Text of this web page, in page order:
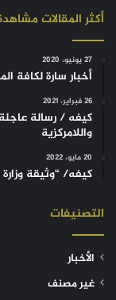
أكثر المقالات
27 يونيو، 2020
أخبار سارة لكافة
26 فبراير، 2021
كيفه / رسالة
واللامركزية
20 مايو، 2022
كيفه/ “وثيقة
التصنيفات
الأخبار
غير مصنف